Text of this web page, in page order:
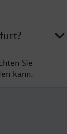
Sie
kann.